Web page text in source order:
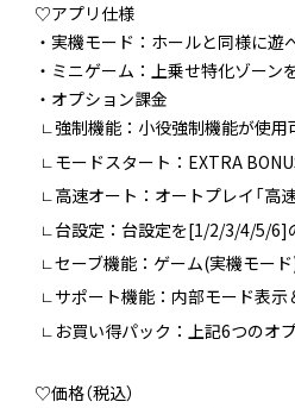
♡アプリ仕様
・実機モード：ホールと同様に遊
・ミニゲーム：上乗せ特化ゾー
・オプション課金
└強制機能：小役強制機能が使用
└モードスタート：EXTRA
└高速オート：オートプレイ「高
└台設定：台設定を[1/2/3/4/5/6]
└セーブ機能：ゲーム(実機モー
└サポート機能：内部モード表
└ お買い得パック：上記6つのオ
♡価格（税込）